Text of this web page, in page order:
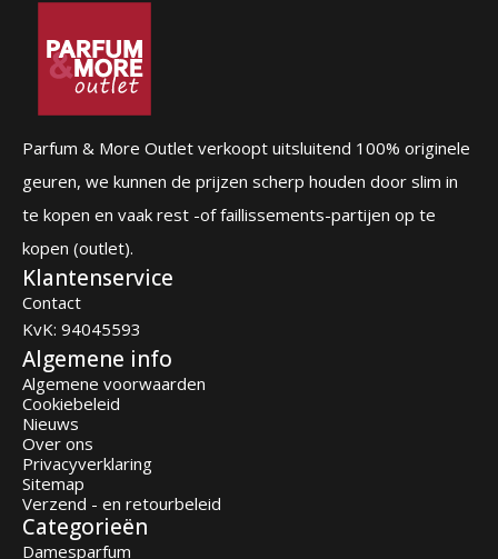
Parfum & More Outlet verkoopt uitsluitend 100% originele
geuren, we kunnen de prijzen scherp houden door slim in
te kopen en vaak rest -of faillissements-partijen op te
kopen (outlet).
Klantenservice
Contact
KvK: 94045593
Algemene info
Algemene voorwaarden
Cookiebeleid
Nieuws
Over ons
Privacyverklaring
Sitemap
Verzend - en retourbeleid
Categorieën
Damesparfum